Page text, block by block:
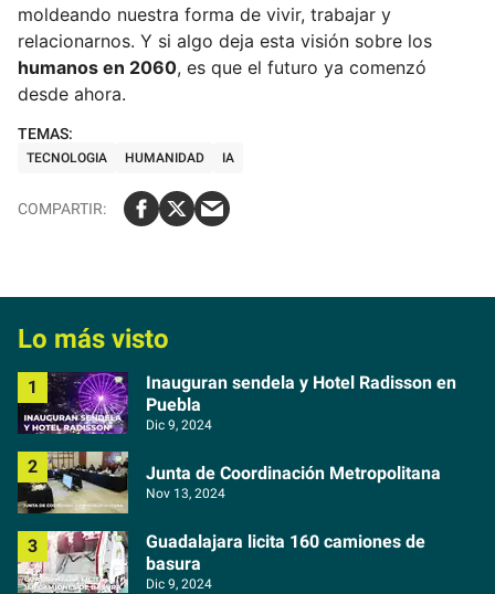
moldeando nuestra forma de vivir, trabajar y
relacionarnos. Y si algo deja esta visión sobre los
humanos en 2060, es que el futuro ya comenzó
desde ahora.
TECNOLOGIA HUMANIDAD IA
Lo más visto
Inauguran sendela y Hotel Radisson en
Puebla
Dic 9, 2024
Junta de Coordinación Metropolitana
Nov 13, 2024
Guadalajara licita 160 camiones de
basura
Dic 9, 2024